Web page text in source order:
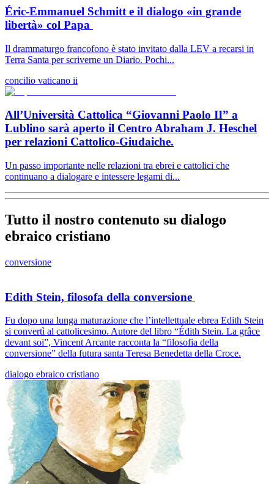
Éric-Emmanuel Schmitt e il dialogo «in grande
libertà» col Papa
Il drammaturgo francofono è stato invitato dalla LEV a recarsi in
Terra Santa per scriverne un Diario. Pochi...
concilio vaticano ii
All’Università Cattolica “Giovanni Paolo II” a
Lublino sarà aperto il Centro Abraham J. Heschel
per relazioni Cattolico-Giudaiche.
Un passo importante nelle relazioni tra ebrei e cattolici che
continuano a dialogare e intessere legami di...
Tutto il nostro contenuto su dialogo
ebraico cristiano
conversione
Edith Stein, filosofa della conversione
Fu dopo una lunga maturazione che l’intellettuale ebrea Edith Stein
si convertì al cattolicesimo. Autore del libro “Édith Stein. La grâce
devant soi”, Vincent Arcante racconta la “filosofia della
conversione” della futura santa Teresa Benedetta della Croce.
dialogo ebraico cristiano